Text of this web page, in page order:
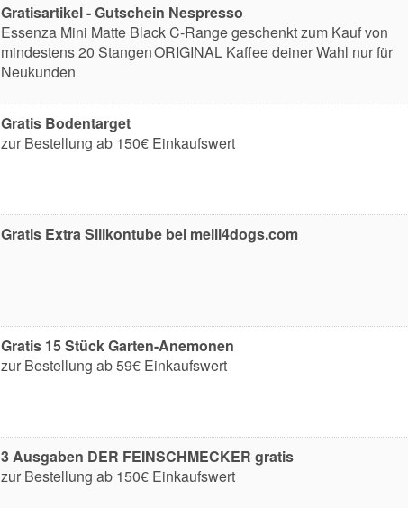
Gratisartikel - Gutschein Nespresso
Essenza Mini Matte Black C-Range geschenkt zum Kauf von
mindestens 20 Stangen ORIGINAL Kaffee deiner Wahl nur für
Neukunden
Gratis Bodentarget
zur Bestellung ab 150€ Einkaufswert
Gratis Extra Silikontube bei melli4dogs.com
Gratis 15 Stück Garten-Anemonen
zur Bestellung ab 59€ Einkaufswert
3 Ausgaben DER FEINSCHMECKER gratis
zur Bestellung ab 150€ Einkaufswert